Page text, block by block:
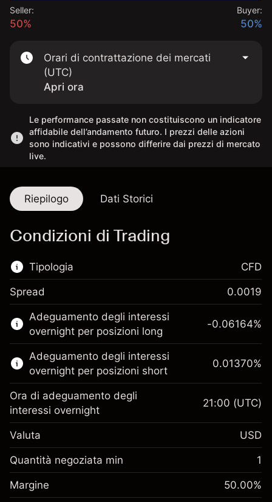
Seller:
50%
Buyer:
50%
Orari di contrattazione dei mercati
(UTC)
Apri ora
Le performance passate non costituiscono un indicatore
affidabile dell’andamento futuro. I prezzi delle azioni
sono indicativi e possono differire dai prezzi di mercato
live.
Riepilogo Dati Storici
Condizioni di Trading
Tipologia
Questo mercato finanziario è disponibile per il
trading di CFD.
Scopri di più su:
CFD
CFD
Spread 0.0019
Adeguamento degli interessi
overnight per posizioni long
investimento
Adeguamento
finanziamento overnight
Oneri per l'intero valore della
-0.061644
%
-0.06164%
Adeguamento degli interessi
overnight per posizioni short
Margine. Il tuo
investimento
$1,000.00
0.01370%
Ora di adeguamento degli
interessi overnight
21:00 (UTC)
Valuta USD
Quantità negoziata min 1
Margine 50.00%